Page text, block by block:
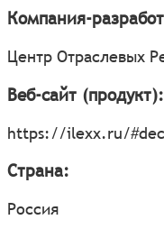
Компания-
Центр Отраслевых
Веб-сайт (продукт):
https://ilexx.ru/
Страна:
Россия